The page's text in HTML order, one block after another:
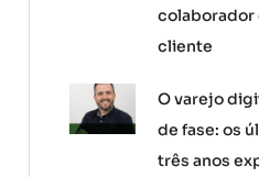
colaborador
cliente
O varejo
de fase: os
três anos